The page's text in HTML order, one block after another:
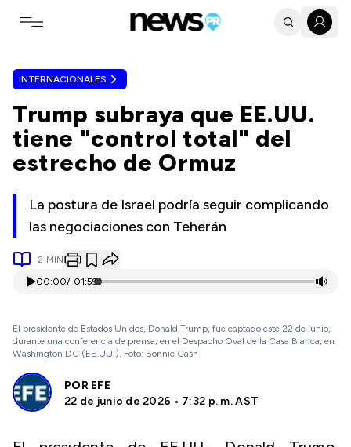
Toggle navigation menu
INTERNACIONALES
Trump subraya que EE.UU.
tiene "control total" del
estrecho de Ormuz
La postura de Israel podría seguir complicando
las negociaciones con Teherán
2 MIN
00:00/ 01:59
El presidente de Estados Unidos, Donald Trump, fue captado este 22 de junio,
durante una conferencia de prensa, en el Despacho Oval de la Casa Blanca, en
Washington DC (EE.UU.). Foto: Bonnie Cash
POR EFE
22 de junio de 2026 • 7:32 p. m. AST